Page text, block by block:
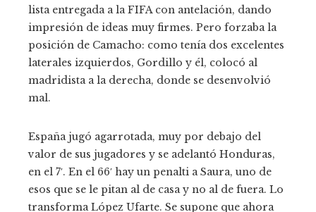
lista entregada a la FIFA con antelación, dando
impresión de ideas muy firmes. Pero forzaba la
posición de Camacho: como tenía dos excelentes
laterales izquierdos, Gordillo y él, colocó al
madridista a la derecha, donde se desenvolvió
mal.
España jugó agarrotada, muy por debajo del
valor de sus jugadores y se adelantó Honduras,
en el 7′. En el 66′ hay un penalti a Saura, uno de
esos que se le pitan al de casa y no al de fuera. Lo
transforma López Ufarte. Se supone que ahora